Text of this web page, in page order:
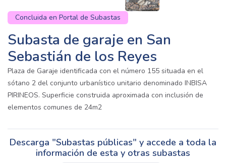
Concluida en Portal de Subastas
Subasta de garaje en San
Sebastián de los Reyes
Plaza de Garaje identificada con el número 155 situada en el
sótano 2 del conjunto urbanístico unitario denominado INBISA
PIRINEOS. Superficie construida aproximada con inclusión de
elementos comunes de 24m2
Descarga "Subastas públicas" y accede a toda la
información de esta y otras subastas